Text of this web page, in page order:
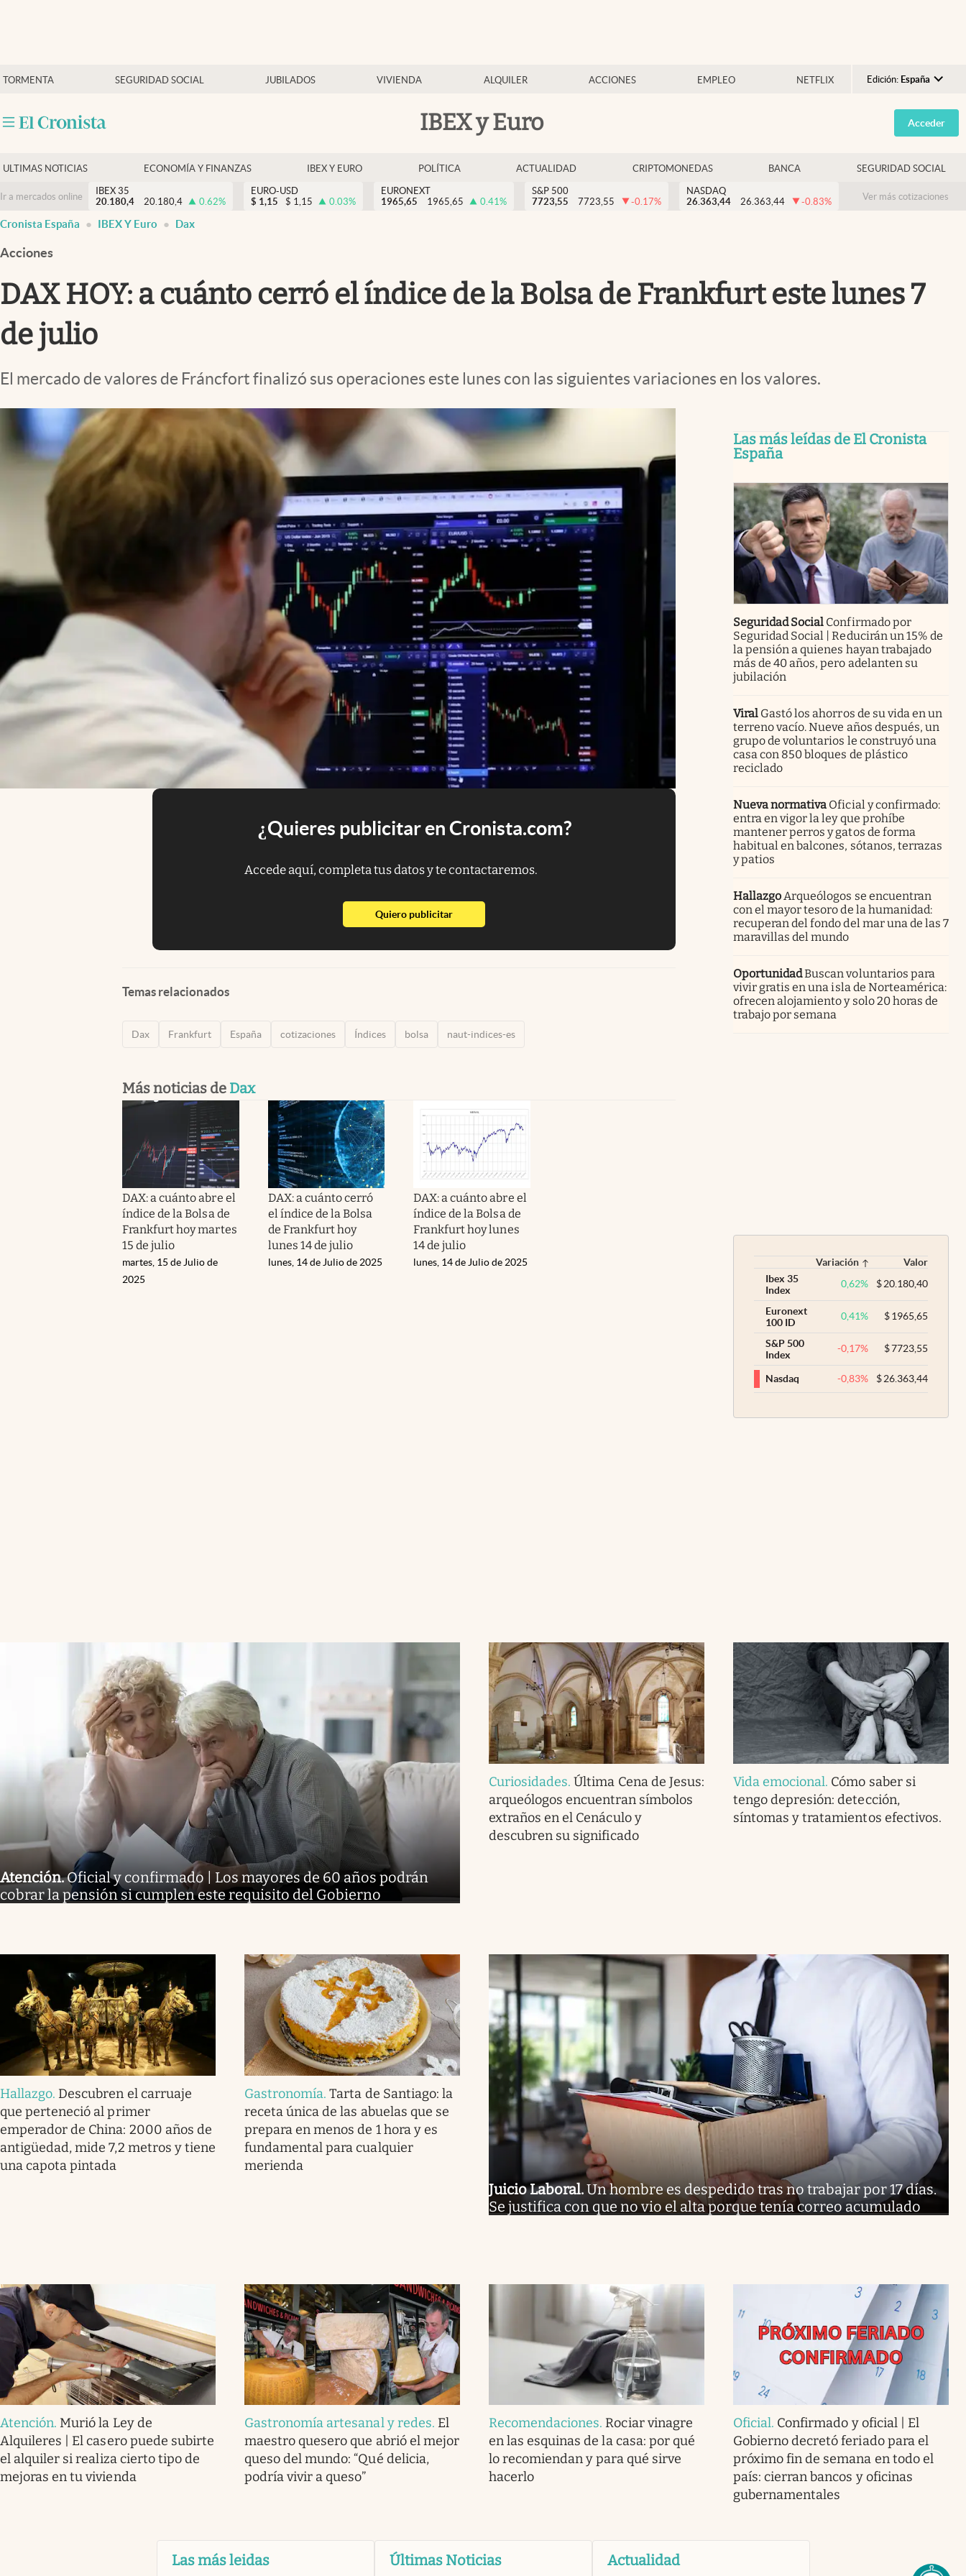
TORMENTA SEGURIDAD SOCIAL JUBILADOS VIVIENDA ALQUILER ACCIONES EMPLEO NETFLIX Edición: España
Argentina
España
USA
Colombia
IBEX y Euro
Economía y finanzas
Criptomonedas
Acceder
ULTIMAS NOTICIAS ECONOMÍA Y FINANZAS IBEX Y EURO POLÍTICA ACTUALIDAD CRIPTOMONEDAS BANCA SEGURIDAD SOCIAL
Ir a mercados online
IBEX 35
20.180,4
20.180,4 0.62%
EURO-USD
$ 1,15 $ 1,15 0.03%
EURONEXT
1965,65
1965,65 0.41%
S&P 500
7723,55
7723,55 -0.17%
NASDAQ
26.363,44
26.363,44 -0.83% Ver más cotizaciones
Cronista España IBEX Y Euro Dax
Acciones
DAX HOY: a cuánto cerró el índice de la Bolsa de Frankfurt este lunes 7
de julio
El mercado de valores de Fráncfort finalizó sus operaciones este lunes con las siguientes variaciones en los valores.
¿Quieres publicitar en Cronista.com?
Accede aquí, completa tus datos y te contactaremos.
Quiero publicitarabre en nueva pestaña
Temas relacionados
Dax Frankfurt España cotizaciones Índices bolsa naut-indices-es
Más noticias de Dax
DAX: a cuánto abre el
índice de la Bolsa de
Frankfurt hoy martes
15 de julio
martes, 15 de Julio de
2025
DAX: a cuánto cerró
el índice de la Bolsa
de Frankfurt hoy
lunes 14 de julio
lunes, 14 de Julio de 2025
DAX: a cuánto abre el
índice de la Bolsa de
Frankfurt hoy lunes
14 de julio
lunes, 14 de Julio de 2025
Las más leídas de El Cronista
España
Seguridad Social Confirmado por
Seguridad Social | Reducirán un 15% de
la pensión a quienes hayan trabajado
más de 40 años, pero adelanten su
jubilación
Viral Gastó los ahorros de su vida en un
terreno vacío. Nueve años después, un
grupo de voluntarios le construyó una
casa con 850 bloques de plástico
reciclado
Nueva normativa Oficial y confirmado:
entra en vigor la ley que prohíbe
mantener perros y gatos de forma
habitual en balcones, sótanos, terrazas
y patios
HallazgoArqueólogos se encuentran
con el mayor tesoro de la humanidad:
recuperan del fondo del mar una de las 7
maravillas del mundo
OportunidadBuscan voluntarios para
vivir gratis en una isla de Norteamérica:
ofrecen alojamiento y solo 20 horas de
trabajo por semana
Variación
Valor
Ibex 35
Index
0,62% $20.180,40
Euronext
100 ID
0,41% $1965,65
S&P 500
Index
-0,17% $7723,55
Nasdaq -0,83% $26.363,44
Atención.Oficial y confirmado | Los mayores de 60 años podrán
cobrar la pensión si cumplen este requisito del Gobierno
Curiosidades.Última Cena de Jesus:
arqueólogos encuentran símbolos
extraños en el Cenáculo y
descubren su significado
Vida emocional. Cómo saber si
tengo depresión: detección,
síntomas y tratamientos efectivos.
Hallazgo. Descubren el carruaje
que perteneció al primer
emperador de China: 2000 años de
antigüedad, mide 7,2 metros y tiene
una capota pintada
Gastronomía.Tarta de Santiago: la
receta única de las abuelas que se
prepara en menos de 1 hora y es
fundamental para cualquier
merienda
Juicio Laboral.Un hombre es despedido tras no trabajar por 17 días.
Se justifica con que no vio el alta porque tenía correo acumulado
Atención. Murió la Ley de
Alquileres | El casero puede subirte
el alquiler si realiza cierto tipo de
mejoras en tu vivienda
Gastronomía artesanal y redes. El
maestro quesero que abrió el mejor
queso del mundo: “Qué delicia,
podría vivir a queso”
Recomendaciones. Rociar vinagre
en las esquinas de la casa: por qué
lo recomiendan y para qué sirve
hacerlo
Oficial. Confirmado y oficial | El
Gobierno decretó feriado para el
próximo fin de semana en todo el
país: cierran bancos y oficinas
gubernamentales
Las más leidas Últimas Noticias Actualidad